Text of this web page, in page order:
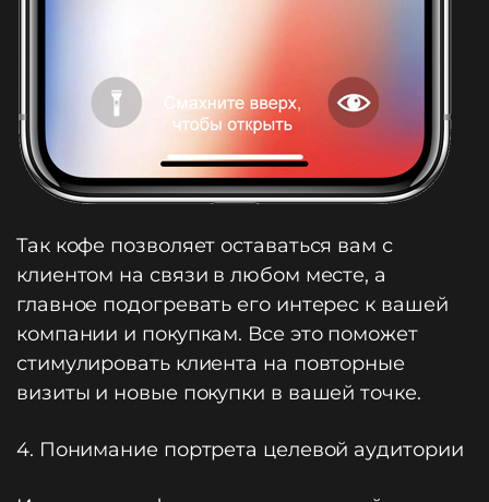
Так кофе позволяет оставаться вам с
клиентом на связи в любом месте, а
главное подогревать его интерес к вашей
компании и покупкам. Все это поможет
стимулировать клиента на повторные
визиты и новые покупки в вашей точке.
4. Понимание портрета целевой аудитории